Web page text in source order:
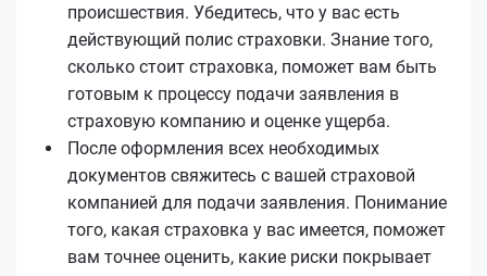
происшествия. Убедитесь, что у вас есть
действующий полис страховки. Знание того,
сколько стоит страховка, поможет вам быть
готовым к процессу подачи заявления в
страховую компанию и оценке ущерба.
После оформления всех необходимых
документов свяжитесь с вашей страховой
компанией для подачи заявления. Понимание
того, какая страховка у вас имеется, поможет
вам точнее оценить, какие риски покрывает